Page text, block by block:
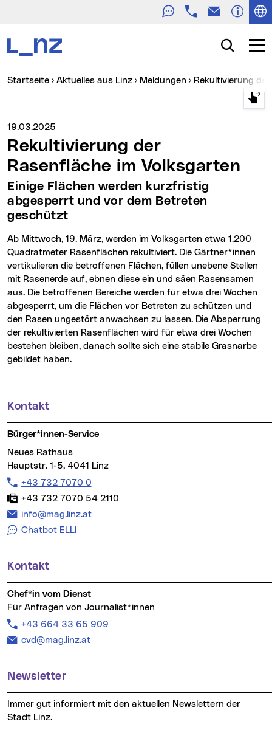
TelefonE-Mail
Suche
Sie sind hier:
Startseite Aktuelles aus Linz Meldungen Rekultivierung
Medienservice vom:
19.03.2025
Rekultivierung der
Rasenfläche im Volksgarten
Einige Flächen werden kurzfristig
abgesperrt und vor dem Betreten
geschützt
Ab Mittwoch, 19. März, werden im Volksgarten etwa 1.200
Quadratmeter Rasenflächen rekultiviert. Die Gärtner*innen
vertikulieren die betroffenen Flächen, füllen unebene Stellen
mit Rasenerde auf, ebnen diese ein und säen Rasensamen
aus. Die betroffenen Bereiche werden für etwa drei Wochen
abgesperrt, um die Flächen vor Betreten zu schützen und
den Rasen ungestört anwachsen zu lassen. Die Absperrung
der rekultivierten Rasenflächen wird für etwa drei Wochen
bestehen bleiben, danach sollte sich eine stabile Grasnarbe
gebildet haben.
Weitere Informationen
Kontakt
Bürger*innen-Service
Neues Rathaus
Hauptstr. 1-5, 4041 Linz
Telefon:
+43 732 7070 0
Fax:
+43 732 7070 54 2110
E-Mail Adresse:
info@mag.linz.at
Chatbot ELLI
Kontakt
Chef*in vom Dienst
Für Anfragen von Journalist*innen
Telefon:
+43 664 33 65 909
E-Mail Adresse:
cvd@mag.linz.at
Newsletter
Stadt Linz.